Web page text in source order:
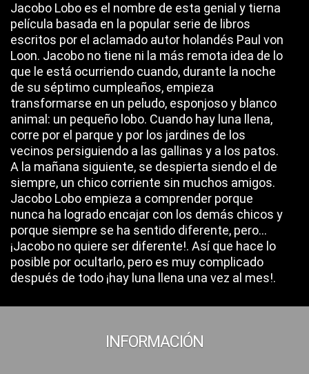
Jacobo Lobo es el nombre de esta genial y tierna
película basada en la popular serie de libros
escritos por el aclamado autor holandés Paul von
Loon. Jacobo no tiene ni la más remota idea de lo
que le está ocurriendo cuando, durante la noche
de su séptimo cumpleaños, empieza
transformarse en un peludo, esponjoso y blanco
animal: un pequeño lobo. Cuando hay luna llena,
corre por el parque y por los jardines de los
vecinos persiguiendo a las gallinas y a los patos.
A la mañana siguiente, se despierta siendo el de
siempre, un chico corriente sin muchos amigos.
Jacobo Lobo empieza a comprender porque
nunca ha logrado encajar con los demás chicos y
porque siempre se ha sentido diferente, pero…
¡Jacobo no quiere ser diferente!. Así que hace lo
posible por ocultarlo, pero es muy complicado
después de todo ¡hay luna llena una vez al mes!.
INFORMACIÓN